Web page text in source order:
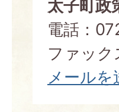
太子町政
電話：
ファッ
メールを